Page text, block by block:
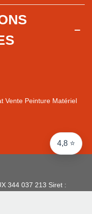
4,8 ⭐
Point relais, Retrait magasin
Vente Peinture Matériel
344 037 213 Siret :